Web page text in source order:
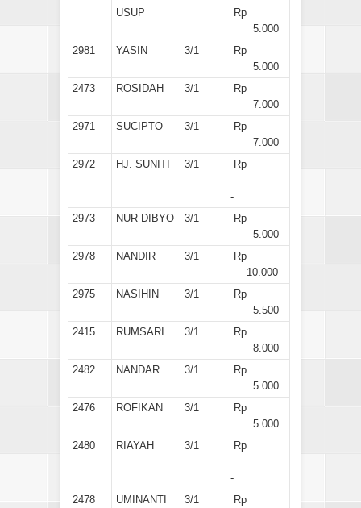
USUP
Rp
5.000
2981
YASIN 3/1
Rp
5.000
2473
ROSIDAH 3/1
Rp
7.000
2971
SUCIPTO 3/1
Rp
7.000
2972
HJ. SUNITI 3/1 Rp
-
2973
NUR DIBYO 3/1
Rp
5.000
2978
NANDIR 3/1
Rp
10.000
2975
NASIHIN 3/1
Rp
5.500
2415
RUMSARI 3/1
Rp
8.000
2482
NANDAR 3/1
Rp
5.000
2476
ROFIKAN 3/1
Rp
5.000
2480
RIAYAH 3/1 Rp
-
2478
UMINANTI 3/1
Rp